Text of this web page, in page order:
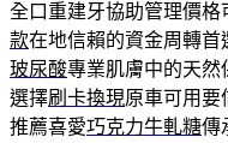
全口重建牙協助管理價格
款在地信賴的資金周轉
玻尿酸專業肌膚中的天然
選擇刷卡換現原車可用要
推薦喜愛巧克力牛軋糖傳